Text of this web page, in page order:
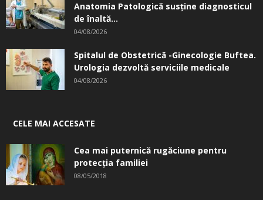
Anatomia Patologică susţine diagnosticul
de înaltă...
04/08/2026
Spitalul de Obstetrică -Ginecologie Buftea.
Urologia dezvoltă serviciile medicale
04/08/2026
CELE MAI ACCESATE
Cea mai puternică rugăciune pentru
protecția familiei
08/05/2018